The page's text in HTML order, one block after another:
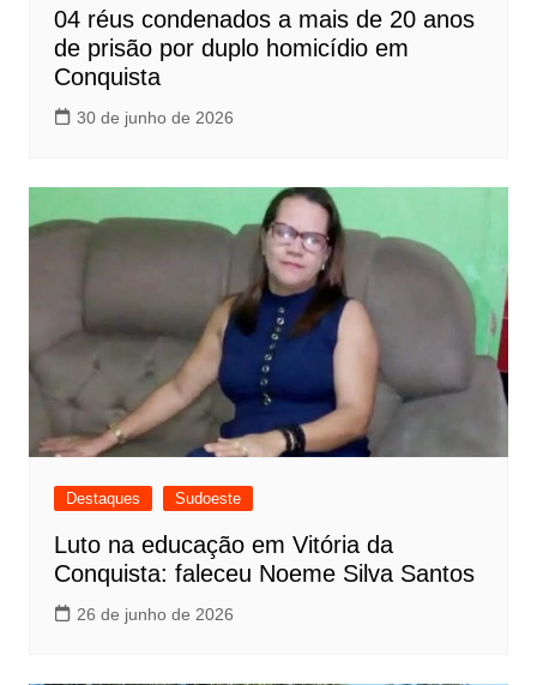
04 réus condenados a mais de 20 anos
de prisão por duplo homicídio em
Conquista
30 de junho de 2026
Destaques Sudoeste
Luto na educação em Vitória da
Conquista: faleceu Noeme Silva Santos
26 de junho de 2026